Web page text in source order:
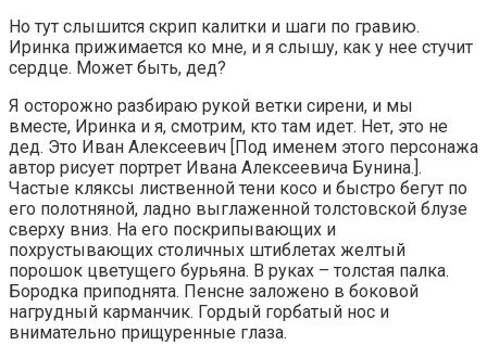
Но тут слышится скрип калитки и шаги по гравию.
Иринка прижимается ко мне, и я слышу, как у нее стучит
сердце. Может быть, дед?
Я осторожно разбираю рукой ветки сирени, и мы
вместе, Иринка и я, смотрим, кто там идет. Нет, это не
дед. Это Иван Алексеевич [Под именем этого персонажа
автор рисует портрет Ивана Алексеевича Бунина.].
Частые кляксы лиственной тени косо и быстро бегут по
его полотняной, ладно выглаженной толстовской блузе
сверху вниз. На его поскрипывающих и
похрустывающих столичных штиблетах желтый
порошок цветущего бурьяна. В руках – толстая палка.
Бородка приподнята. Пенсне заложено в боковой
нагрудный карманчик. Гордый горбатый нос и
внимательно прищуренные глаза.